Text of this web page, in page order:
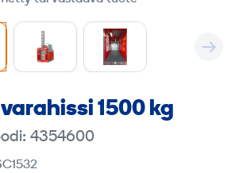
1500 kg
4354600